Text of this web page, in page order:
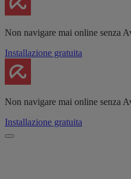
Non navigare mai online senza
Installazione gratuita
Non navigare mai online senza
Installazione gratuita